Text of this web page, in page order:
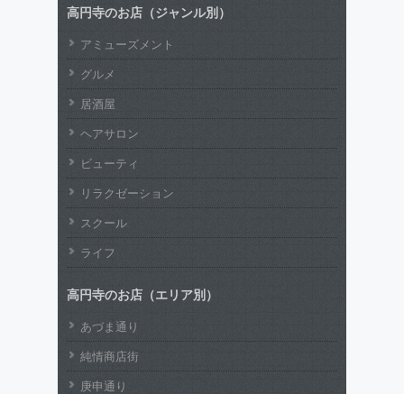
高円寺のお店（ジャンル別）
アミューズメント
グルメ
居酒屋
ヘアサロン
ビューティ
リラクゼーション
スクール
ライフ
高円寺のお店（エリア別）
あづま通り
純情商店街
庚申通り